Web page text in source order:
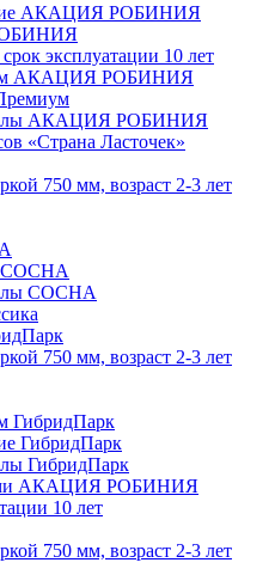
АКАЦИЯ РОБИНИЯ
эксплуатации 10 лет
АКАЦИЯ РОБИНИЯ
АКАЦИЯ РОБИНИЯ
«Страна Ласточек»
750 мм, возраст 2-3 лет
СОСНА
СОСНА
750 мм, возраст 2-3 лет
ГибридПарк
ГибридПарк
ГибридПарк
АКАЦИЯ РОБИНИЯ
10 лет
750 мм, возраст 2-3 лет